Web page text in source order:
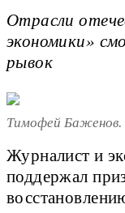
Отрасли
экономики»
рывок
Тимофей
Журналист и
поддержал